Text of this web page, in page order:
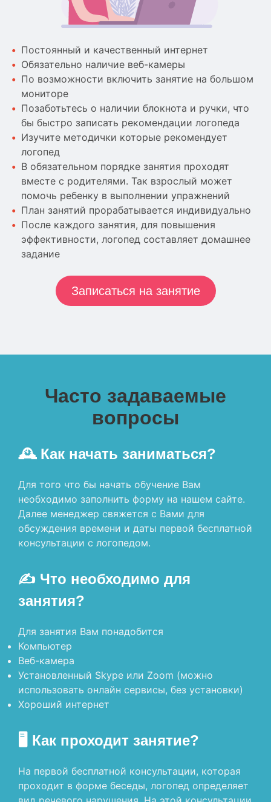
Постоянный и качественный интернет
Обязательно наличие веб-камеры
По возможности включить занятие на большом
мониторе
Позаботьтесь о наличии блокнота и ручки, что
бы быстро записать рекомендации логопеда
Изучите методички которые рекомендует
логопед
В обязательном порядке занятия проходят
вместе с родителями. Так взрослый может
помочь ребенку в выполнении упражнений
План занятий прорабатывается индивидуально
После каждого занятия, для повышения
эффективности, логопед составляет домашнее
задание
Записаться на занятие
Часто задаваемые
вопросы
🕰 Как начать заниматься?
Для того что бы начать обучение Вам
необходимо заполнить форму на нашем сайте.
Далее менеджер свяжется с Вами для
обсуждения времени и даты первой бесплатной
консультации с логопедом.
✍️ Что необходимо для
занятия?
Для занятия Вам понадобится
Компьютер
Веб-камера
Установленный Skype или Zoom (можно
использовать онлайн сервисы, без установки)
Хороший интернет
🖥 Как проходит занятие?
На первой бесплатной консультации, которая
проходит в форме беседы, логопед определяет